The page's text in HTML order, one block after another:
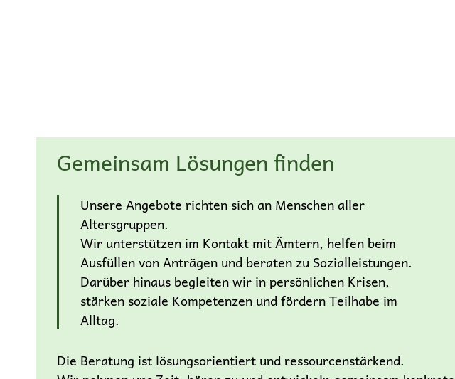
Gemeinsam Lösungen finden
Unsere Angebote richten sich an Menschen aller
Altersgruppen.
Wir unterstützen im Kontakt mit Ämtern, helfen beim
Ausfüllen von Anträgen und beraten zu Sozialleistungen.
Darüber hinaus begleiten wir in persönlichen Krisen,
stärken soziale Kompetenzen und fördern Teilhabe im
Alltag.
Die Beratung ist lösungsorientiert und ressourcenstärkend.